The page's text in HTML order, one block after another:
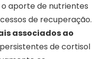
aporte de nutrientes
de recuperação.
associados ao
de cortisol